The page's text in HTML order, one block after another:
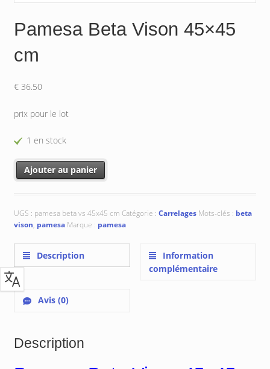
Pamesa Beta Vison 45×45
cm
€36.50
prix pour le lot
1 en stock
quantité de Pamesa Beta Vison 45x45 cm
Ajouter au panier
UGS : pamesa beta vs 45x45 cm Catégorie : Carrelages Mots-clés : beta
vison, pamesa Marque : pamesa
Description
Information
complémentaire
Avis (0)
Description